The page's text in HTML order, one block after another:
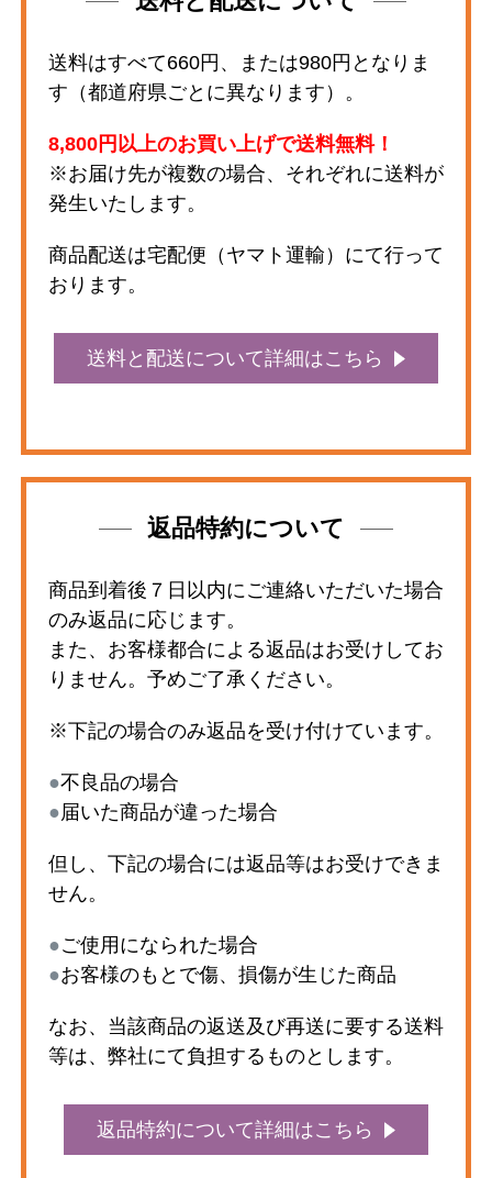
送料はすべて660円、または980円となりま
す（都道府県ごとに異なります）。
8,800円以上のお買い上げで送料無料！
※お届け先が複数の場合、それぞれに送料が
発生いたします。
商品配送は宅配便（ヤマト運輸）にて行って
おります。
送料と配送について詳細はこちら
返品特約について
商品到着後７日以内にご連絡いただいた場合
のみ返品に応じます。
また、お客様都合による返品はお受けしてお
りません。予めご了承ください。
※下記の場合のみ返品を受け付けています。
●不良品の場合
●届いた商品が違った場合
但し、下記の場合には返品等はお受けできま
せん。
●ご使用になられた場合
●お客様のもとで傷、損傷が生じた商品
なお、当該商品の返送及び再送に要する送料
等は、弊社にて負担するものとします。
返品特約について詳細はこちら